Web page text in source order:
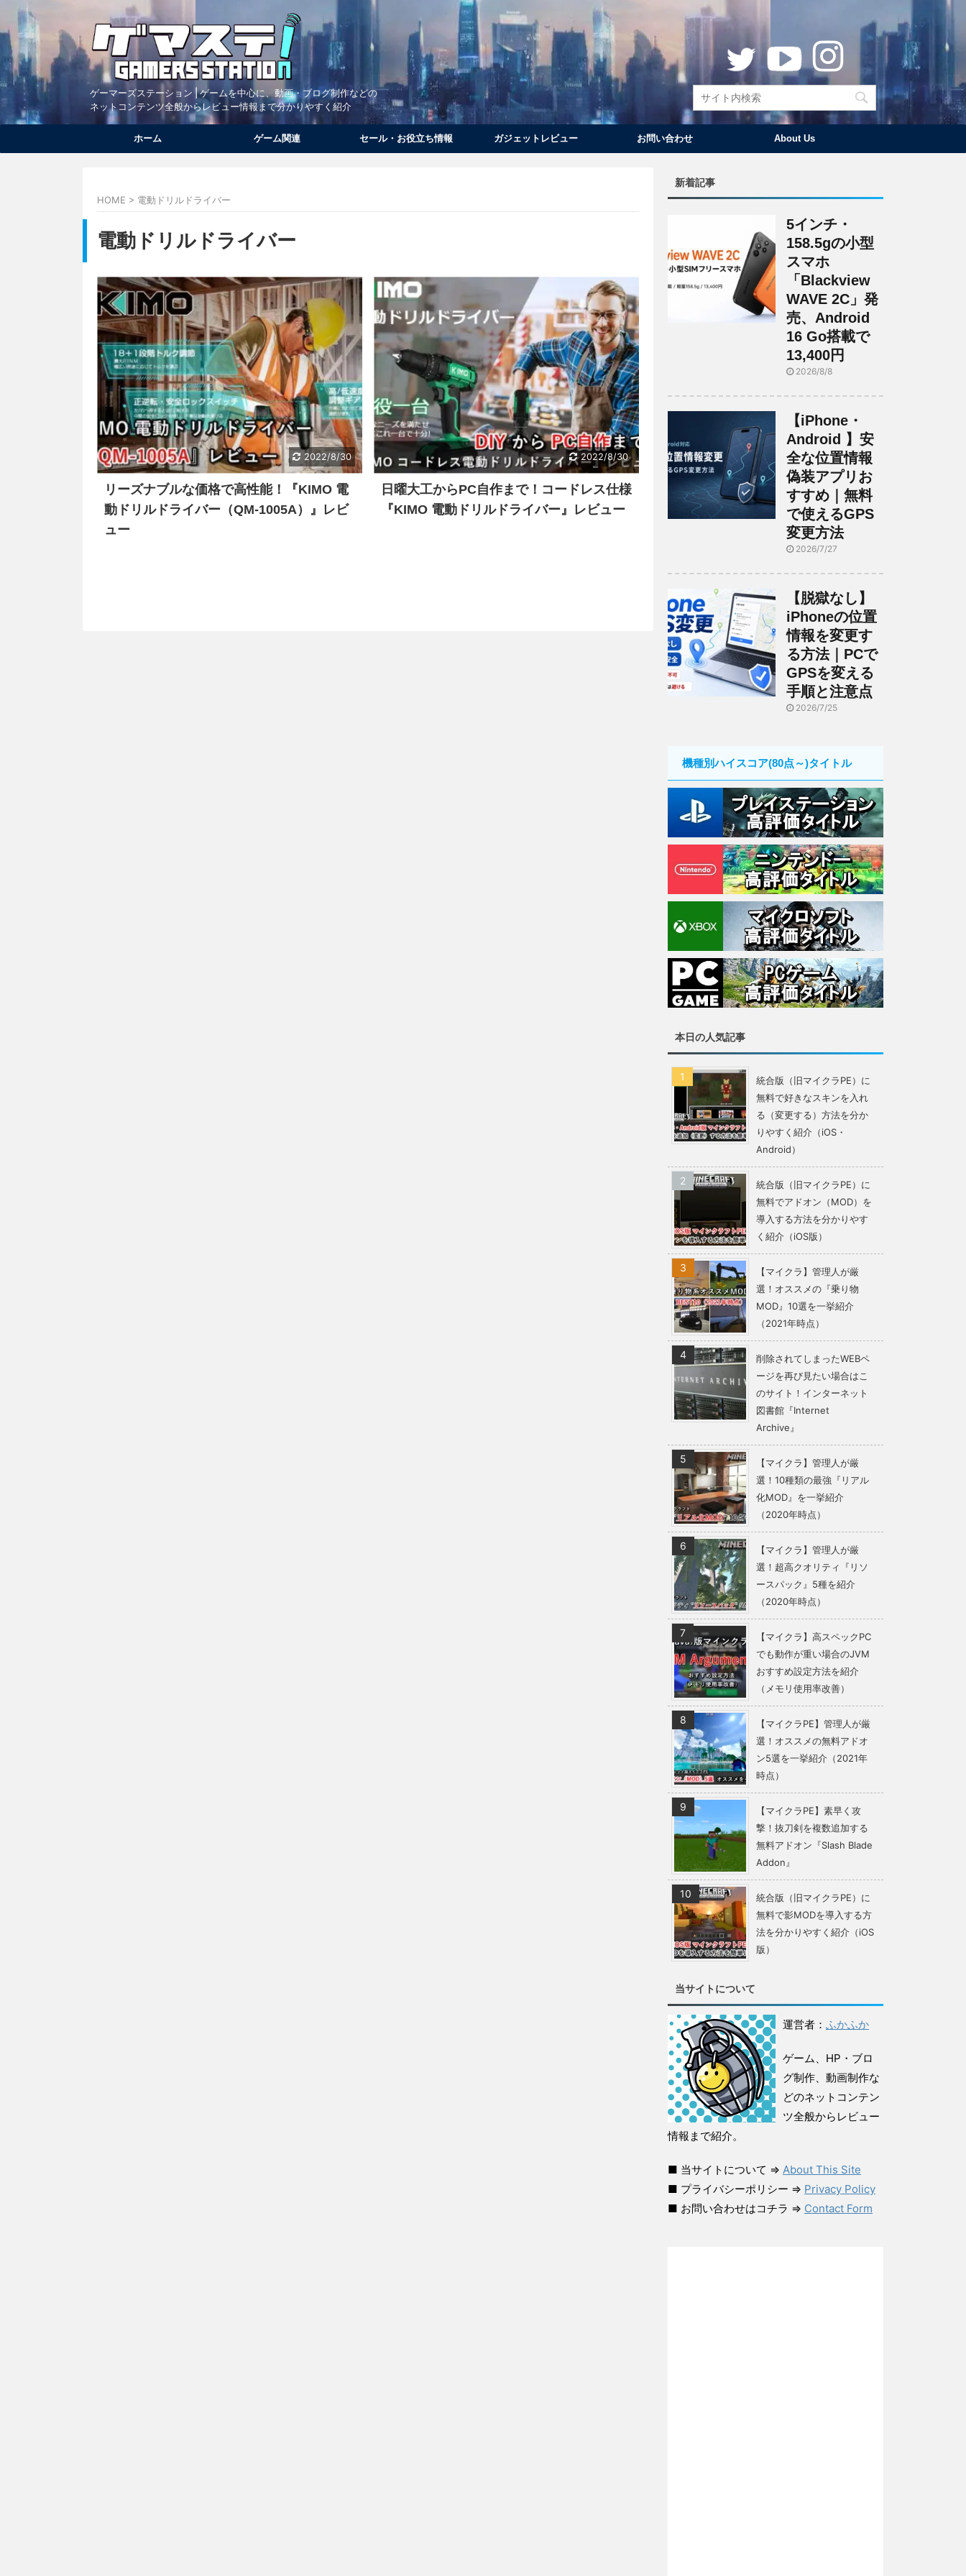
ゲーマーズステーション | ゲームを中心に、動画・ブログ制作などの
ネットコンテンツ全般からレビュー情報まで分かりやすく紹介
ホーム ゲーム関連 セール・お役立ち情報 ガジェットレビュー お問い合わせ About Us
HOME > 電動ドリルドライバー
電動ドリルドライバー
2022/8/30
リーズナブルな価格で高性能！『KIMO 電
動ドリルドライバー（QM-1005A）』レビ
ュー
2022/8/30
日曜大工からPC自作まで！コードレス仕様
『KIMO 電動ドリルドライバー』レビュー
新着記事
5インチ・
158.5gの小型
スマホ
「Blackview
WAVE 2C」発
売、Android
16 Go搭載で
13,400円
2026/8/8
【iPhone・
Android 】安
全な位置情報
偽装アプリお
すすめ｜無料
で使えるGPS
変更方法
2026/7/27
【脱獄なし】
iPhoneの位置
情報を変更す
る方法｜PCで
GPSを変える
手順と注意点
2026/7/25
機種別ハイスコア(80点～)タイトル
本日の人気記事
統合版（旧マイクラPE）に
無料で好きなスキンを入れ
る（変更する）方法を分か
りやすく紹介（iOS・
Android）
統合版（旧マイクラPE）に
無料でアドオン（MOD）を
導入する方法を分かりやす
く紹介（iOS版）
【マイクラ】管理人が厳
選！オススメの『乗り物
MOD』10選を一挙紹介
（2021年時点）
削除されてしまったWEBペ
ージを再び見たい場合はこ
のサイト！インターネット
図書館『Internet
Archive』
【マイクラ】管理人が厳
選！10種類の最強『リアル
化MOD』を一挙紹介
（2020年時点）
【マイクラ】管理人が厳
選！超高クオリティ『リソ
ースパック』5種を紹介
（2020年時点）
【マイクラ】高スペックPC
でも動作が重い場合のJVM
おすすめ設定方法を紹介
（メモリ使用率改善）
【マイクラPE】管理人が厳
選！オススメの無料アドオ
ン5選を一挙紹介（2021年
時点）
【マイクラPE】素早く攻
撃！抜刀剣を複数追加する
無料アドオン『Slash Blade
Addon』
統合版（旧マイクラPE）に
無料で影MODを導入する方
法を分かりやすく紹介（iOS
版）
当サイトについて
運営者： ふかふか
ゲーム、HP・ブロ
グ制作、動画制作な
どのネットコンテン
ツ全般からレビュー
情報まで紹介。
■ 当サイトについて ⇒ About This Site
■ プライバシーポリシー ⇒ Privacy Policy
■ お問い合わせはコチラ ⇒ Contact Form